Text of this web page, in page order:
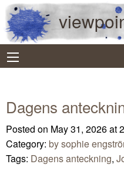
Dagens
Posted on May 31, 2026 at
Category: by sophie
Tags: Dagens anteckning,